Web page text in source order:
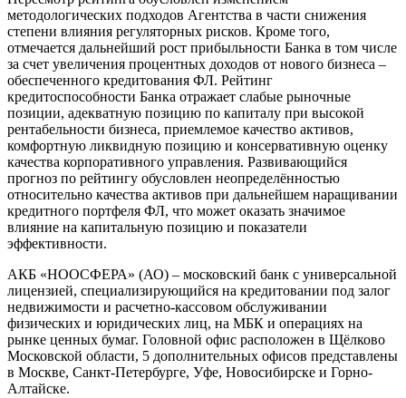
методологических подходов Агентства в части снижения
степени влияния регуляторных рисков. Кроме того,
отмечается дальнейший рост прибыльности Банка в том числе
за счет увеличения процентных доходов от нового бизнеса –
обеспеченного кредитования ФЛ. Рейтинг
кредитоспособности Банка отражает слабые рыночные
позиции, адекватную позицию по капиталу при высокой
рентабельности бизнеса, приемлемое качество активов,
комфортную ликвидную позицию и консервативную оценку
качества корпоративного управления. Развивающийся
прогноз по рейтингу обусловлен неопределённостью
относительно качества активов при дальнейшем наращивании
кредитного портфеля ФЛ, что может оказать значимое
влияние на капитальную позицию и показатели
эффективности.
АКБ «НООСФЕРА» (АО) – московский банк с универсальной
лицензией, специализирующийся на кредитовании под залог
недвижимости и расчетно-кассовом обслуживании
физических и юридических лиц, на МБК и операциях на
рынке ценных бумаг. Головной офис расположен в Щёлково
Московской области, 5 дополнительных офисов представлены
в Москве, Санкт-Петербурге, Уфе, Новосибирске и Горно-
Алтайске.